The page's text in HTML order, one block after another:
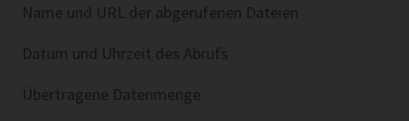
Name und URL der abgerufenen Dateien
Datum und Uhrzeit des Abrufs
Übertragene Datenmenge